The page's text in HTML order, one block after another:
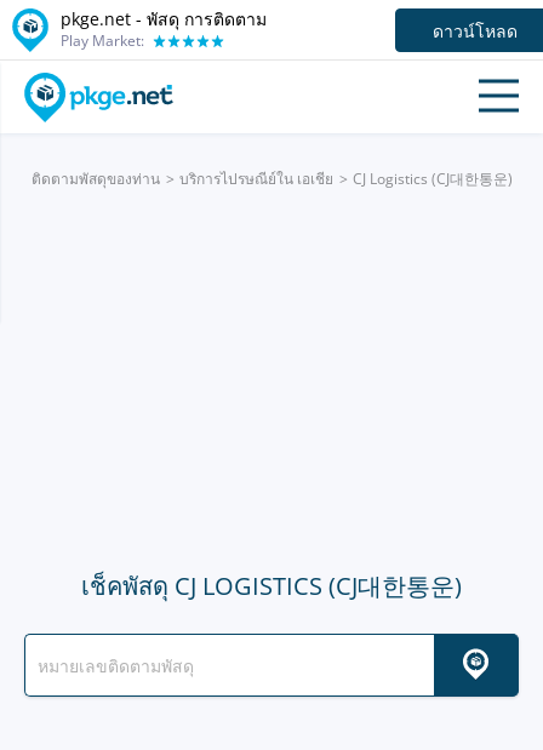
pkge.net - พัสดุ การติดตาม
Play Market: ดาวน์โหลด
ติดตามพัสดุของท่าน บริการไปรษณีย์ใน เอเชีย CJ Logistics (CJ대한통운)
เช็คพัสดุ CJ LOGISTICS (CJ대한통운)